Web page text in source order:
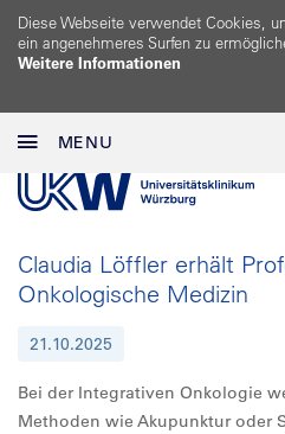
Diese Webseite verwendet Cookies,
ein angenehmeres Surfen zu
Weitere Informationen
MENU
Claudia Löffler erhält
Onkologische Medizin
21.10.2025
Bei der Integrativen Onkologie
Methoden wie Akupunktur oder